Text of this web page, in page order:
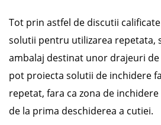
Tot prin astfel de discutii
solutii pentru utilizarea repetata,
ambalaj destinat unor drajeuri de
pot proiecta solutii de inchidere
repetat, fara ca zona de
de la prima deschiderea a cutiei.